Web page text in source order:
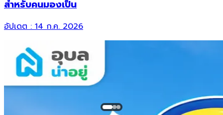
สำหรับคนมองเป็น
อัปเดต :14 ก.ค. 2026